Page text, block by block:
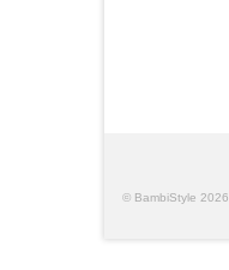
© BambiStyle 2026